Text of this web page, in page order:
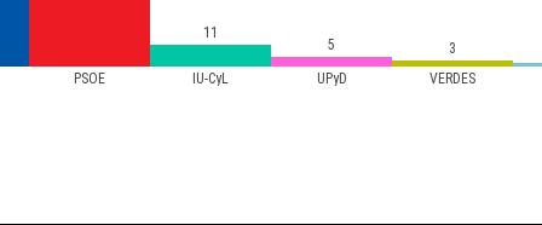
PSOE IU-CyL UPyD VERDES
11
5 3